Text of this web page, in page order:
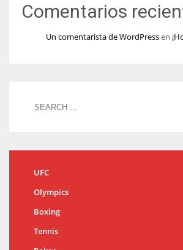
Comentarios
Un comentarista de WordPressen
UFC
Olympics
Boxing
Tennis